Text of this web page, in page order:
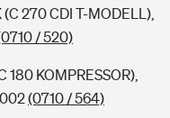
270 CDI T-MODELL),
/ 520)
KOMPRESSOR),
(0710 / 564)